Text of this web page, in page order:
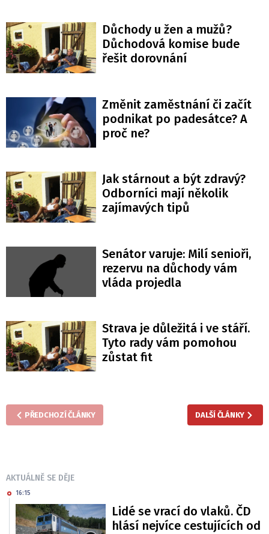
Důchody u žen a mužů?
Důchodová komise bude
řešit dorovnání
Změnit zaměstnání či začít
podnikat po padesátce? A
proč ne?
Jak stárnout a být zdravý?
Odborníci mají několik
zajímavých tipů
Senátor varuje: Milí senioři,
rezervu na důchody vám
vláda projedla
Strava je důležitá i ve stáří.
Tyto rady vám pomohou
zůstat fit
PŘEDCHOZÍ ČLÁNKY DALŠÍ ČLÁNKY
AKTUÁLNĚ SE DĚJE
16:15
Lidé se vrací do vlaků. ČD
hlásí nejvíce cestujících od